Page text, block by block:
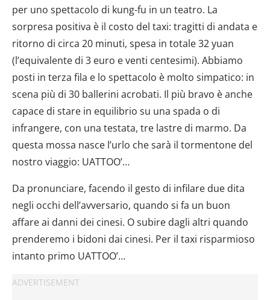
per uno spettacolo di kung-fu in un teatro. La
sorpresa positiva è il costo del taxi: tragitti di andata e
ritorno di circa 20 minuti, spesa in totale 32 yuan
(l’equivalente di 3 euro e venti centesimi). Abbiamo
posti in terza fila e lo spettacolo è molto simpatico: in
scena più di 30 ballerini acrobati. Il più bravo è anche
capace di stare in equilibrio su una spada o di
infrangere, con una testata, tre lastre di marmo. Da
questa mossa nasce l’urlo che sarà il tormentone del
nostro viaggio: UATTOO’…
Da pronunciare, facendo il gesto di infilare due dita
negli occhi dell’avversario, quando si fa un buon
affare ai danni dei cinesi. O subire dagli altri quando
prenderemo i bidoni dai cinesi. Per il taxi risparmioso
intanto primo UATTOO’…